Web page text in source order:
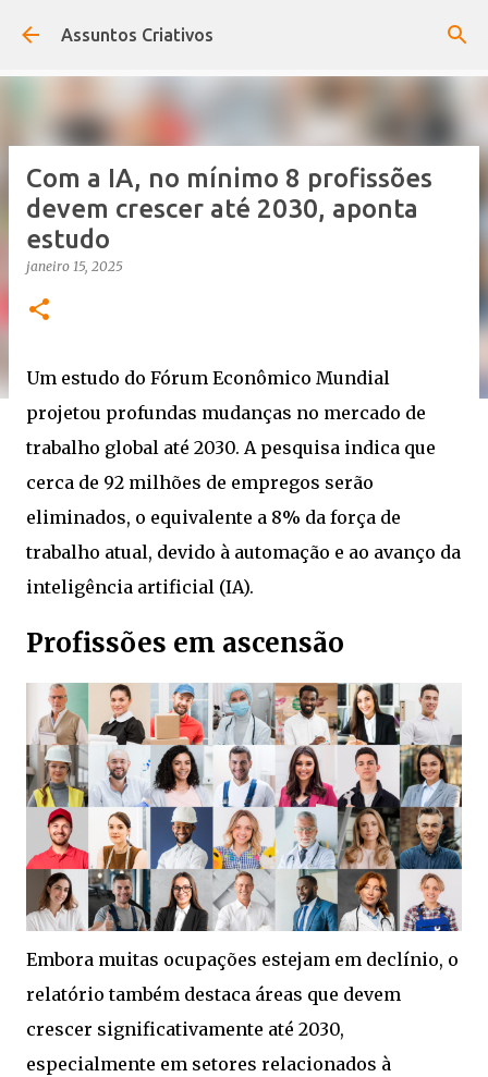
Pular para o conteúdo principal
Assuntos Criativos
Com a IA, no mínimo 8 profissões
devem crescer até 2030, aponta
estudo
janeiro 15, 2025
Um estudo do Fórum Econômico Mundial
projetou profundas mudanças no mercado de
trabalho global até 2030. A pesquisa indica que
cerca de 92 milhões de empregos serão
eliminados, o equivalente a 8% da força de
trabalho atual, devido à automação e ao avanço da
inteligência artificial (IA).
Profissões em ascensão
Embora muitas ocupações estejam em declínio, o
relatório também destaca áreas que devem
crescer significativamente até 2030,
especialmente em setores relacionados à